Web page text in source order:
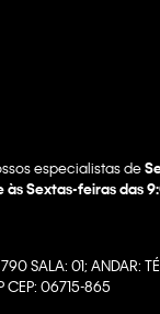
especialistas de
às Sextas-feiras das
SALA: 01; ANDAR:
CEP: 06715-865